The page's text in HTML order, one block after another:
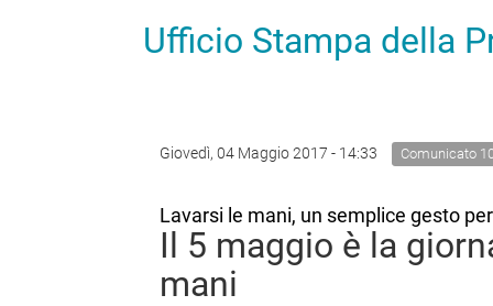
Ufficio Stampa della
Giovedì, 04 Maggio 2017 - 14:33 Comunicato
Lavarsi le mani, un semplice gesto
Il 5 maggio è la
mani